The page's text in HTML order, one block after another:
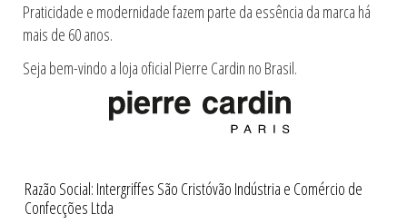
Praticidade e modernidade fazem parte da essência da marca há
mais de 60 anos.
Seja bem-vindo a loja oficial Pierre Cardin no Brasil.
Razão Social: Intergriffes São Cristóvão Indústria e Comércio de
Confecções Ltda